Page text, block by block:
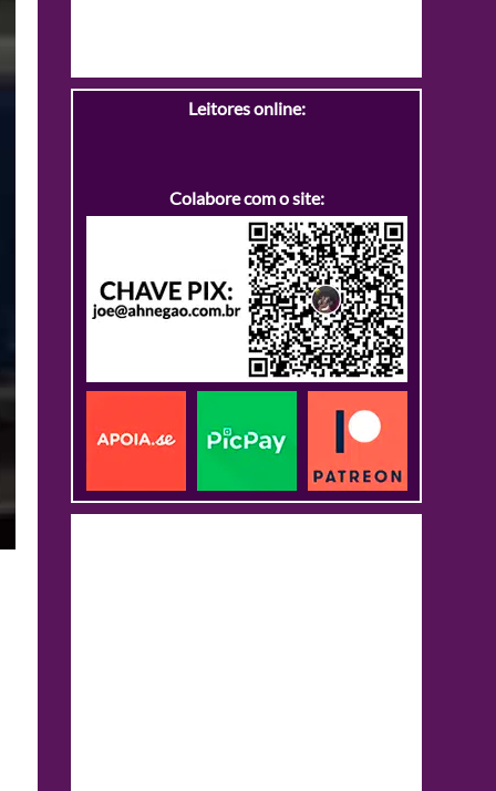
Leitores online:
Colabore com o site: